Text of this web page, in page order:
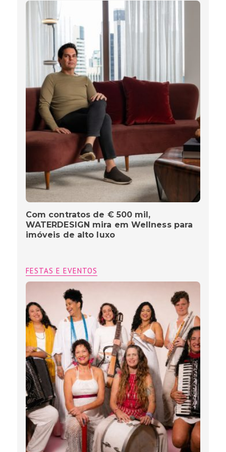
Com contratos de € 500 mil,
WATERDESIGN mira em Wellness para
imóveis de alto luxo
FESTAS E EVENTOS